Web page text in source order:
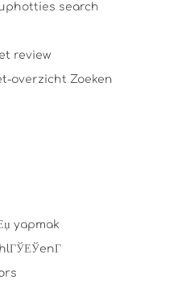
search
review
overzicht Zoeken
yapmak